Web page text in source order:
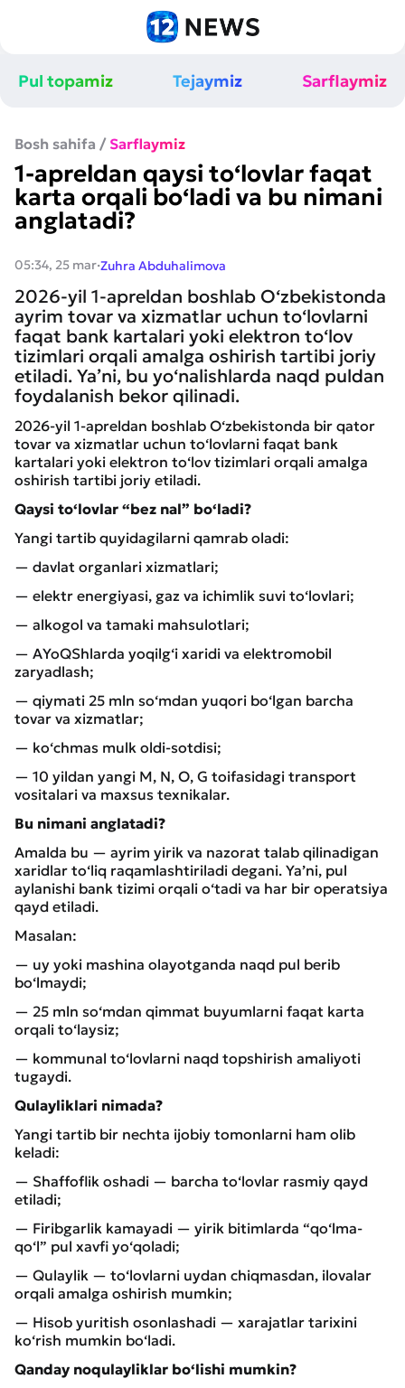
Pul topamiz Tejaymiz Sarflaymiz
Bosh sahifa / Sarflaymiz
1-apreldan qaysi to‘lovlar faqat
karta orqali bo‘ladi va bu nimani
anglatadi?
05:34, 25 mar·Zuhra Abduhalimova
2026-yil 1-apreldan boshlab O‘zbekistonda
ayrim tovar va xizmatlar uchun to‘lovlarni
faqat bank kartalari yoki elektron to‘lov
tizimlari orqali amalga oshirish tartibi joriy
etiladi. Ya’ni, bu yo‘nalishlarda naqd puldan
foydalanish bekor qilinadi.
2026-yil 1-apreldan boshlab O‘zbekistonda bir qator
tovar va xizmatlar uchun to‘lovlarni faqat bank
kartalari yoki elektron to‘lov tizimlari orqali amalga
oshirish tartibi joriy etiladi.
Qaysi to‘lovlar “bez nal” bo‘ladi?
Yangi tartib quyidagilarni qamrab oladi:
— davlat organlari xizmatlari;
— elektr energiyasi, gaz va ichimlik suvi to‘lovlari;
— alkogol va tamaki mahsulotlari;
— AYoQShlarda yoqilg‘i xaridi va elektromobil
zaryadlash;
— qiymati 25 mln so‘mdan yuqori bo‘lgan barcha
tovar va xizmatlar;
— ko‘chmas mulk oldi-sotdisi;
— 10 yildan yangi M, N, O, G toifasidagi transport
vositalari va maxsus texnikalar.
Bu nimani anglatadi?
Amalda bu — ayrim yirik va nazorat talab qilinadigan
xaridlar to‘liq raqamlashtiriladi degani. Ya’ni, pul
aylanishi bank tizimi orqali o‘tadi va har bir operatsiya
qayd etiladi.
Masalan:
— uy yoki mashina olayotganda naqd pul berib
bo‘lmaydi;
— 25 mln so‘mdan qimmat buyumlarni faqat karta
orqali to‘laysiz;
— kommunal to‘lovlarni naqd topshirish amaliyoti
tugaydi.
Qulayliklari nimada?
Yangi tartib bir nechta ijobiy tomonlarni ham olib
keladi:
— Shaffoflik oshadi — barcha to‘lovlar rasmiy qayd
etiladi;
— Firibgarlik kamayadi — yirik bitimlarda “qo‘lma-
qo‘l” pul xavfi yo‘qoladi;
— Qulaylik — to‘lovlarni uydan chiqmasdan, ilovalar
orqali amalga oshirish mumkin;
— Hisob yuritish osonlashadi — xarajatlar tarixini
ko‘rish mumkin bo‘ladi.
Qanday noqulayliklar bo‘lishi mumkin?